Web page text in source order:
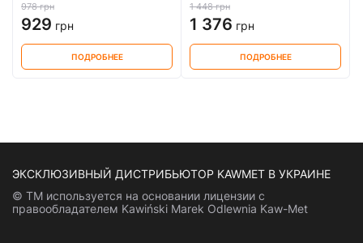
978 грн
929 грн
ПОДРОБНЕЕ
1 448 грн
1 376 грн
ПОДРОБНЕЕ
ЭКСКЛЮЗИВНЫЙ ДИСТРИБЬЮТОР KAWMET В УКРАИНЕ
© ТМ используется на основании лицензии с
правообладателем Kawiński Marek Odlewnia Kaw-Met